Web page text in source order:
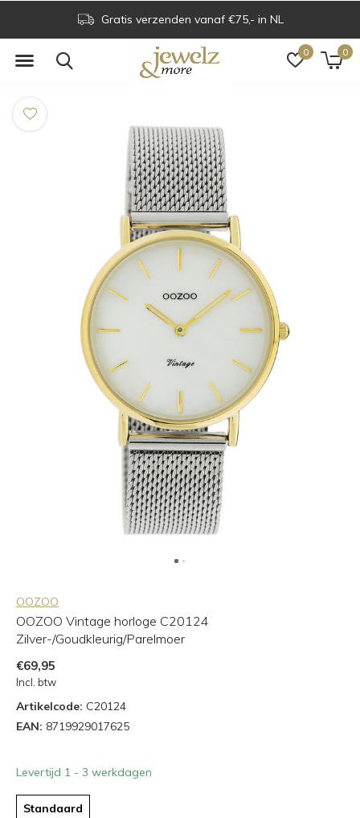
0 0
Gratis verzenden vanaf €75,- in NL
OOZOO
OOZOO Vintage horloge C20124
Zilver-/Goudkleurig/Parelmoer
€69,95
Incl. btw
Artikelcode: C20124
EAN: 8719929017625
Levertijd 1 - 3 werkdagen
Standaard